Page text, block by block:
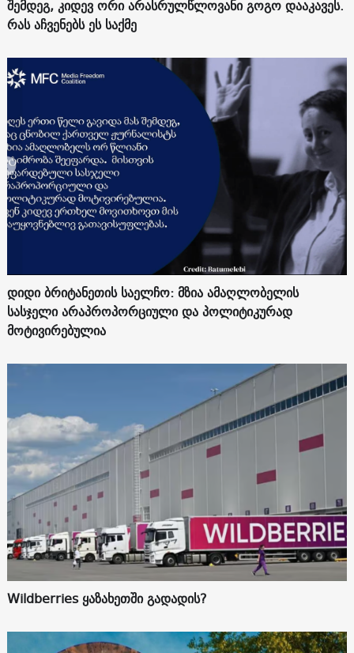
შემდეგ, კიდევ ორი არასრულწლოვანი გოგო დააკავეს.
რას აჩვენებს ეს საქმე
დიდი ბრიტანეთის საელჩო: მზია ამაღლობელის
სასჯელი არაპროპორციული და პოლიტიკურად
მოტივირებულია
Wildberries ყაზახეთში გადადის?